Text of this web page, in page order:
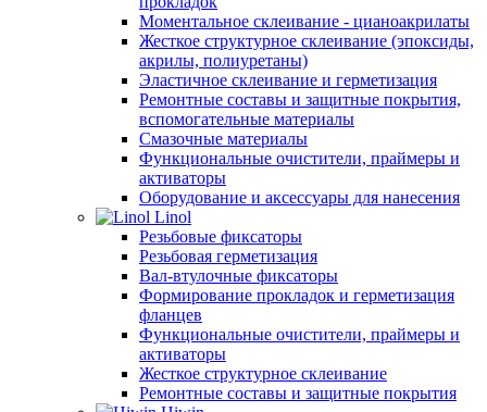
Моментальное склеивание - цианоакрилаты
Жесткое структурное склеивание (эпоксиды,
акрилы, полиуретаны)
Эластичное склеивание и герметизация
Ремонтные составы и защитные покрытия,
вспомогательные материалы
Смазочные материалы
Функциональные очистители, праймеры и
активаторы
Оборудование и аксессуары для нанесения
Linol
Резьбовые фиксаторы
Резьбовая герметизация
Вал-втулочные фиксаторы
Формирование прокладок и герметизация
фланцев
Функциональные очистители, праймеры и
активаторы
Жесткое структурное склеивание
Ремонтные составы и защитные покрытия